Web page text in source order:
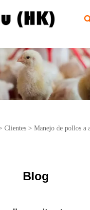
Clientes> Manejo de pollos a
Blog